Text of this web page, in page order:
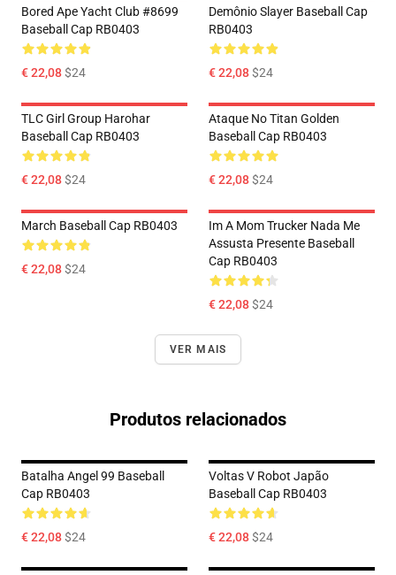
Bored Ape Yacht Club #8699
Baseball Cap RB0403
€ 22,08$24
Demônio Slayer Baseball Cap
RB0403
€ 22,08$24
TLC Girl Group Harohar
Baseball Cap RB0403
€ 22,08$24
Ataque No Titan Golden
Baseball Cap RB0403
€ 22,08$24
March Baseball Cap RB0403
€ 22,08$24
Im A Mom Trucker Nada Me
Assusta Presente Baseball
Cap RB0403
€ 22,08$24
VER MAIS
Produtos relacionados
Batalha Angel 99 Baseball
Cap RB0403
€ 22,08$24
Voltas V Robot Japão
Baseball Cap RB0403
€ 22,08$24